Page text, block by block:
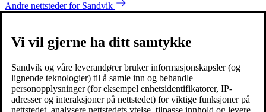
Andre nettsteder for Sandvik
Vi vil gjerne ha ditt samtykke
Sandvik og våre leverandører bruker informasjonskapsler (og
lignende teknologier) til å samle inn og behandle
personopplysninger (for eksempel enhetsidentifikatorer, IP-
adresser og interaksjoner på nettstedet) for viktige funksjoner på
nettstedet, analysere nettstedets ytelse, tilpasse innhold og levere